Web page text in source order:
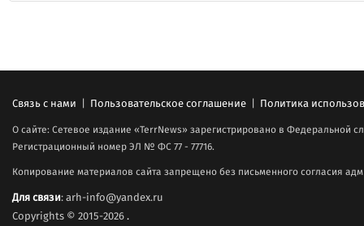
Связь с нами | Пользовательское соглашение | Политика
О сайте: Сетевое издание «TerrNews» зарегистрировано в Федеральной
Регистрационный номер ЭЛ № ФС 77 - 77716.
Копирование материалов сайта запрещено без письменного согласия
Для связи: arh-info@yandex.ru
Copyrights © 2015-2026.